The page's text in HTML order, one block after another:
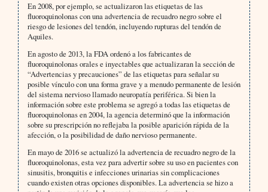
En 2008, por ejemplo, se actualizaron las etiquetas de las
fluoroquinolonas con una advertencia de recuadro negro sobre el
riesgo de lesiones del tendón, incluyendo rupturas del tendón de
Aquiles.
En agosto de 2013, la FDA ordenó a los fabricantes de
fluoroquinolonas orales e inyectables que actualizaran la sección de
“Advertencias y precauciones” de las etiquetas para señalar su
posible vínculo con una forma grave y a menudo permanente de lesión
del sistema nervioso llamado neuropatía periférica. Si bien la
información sobre este problema se agregó a todas las etiquetas de
fluoroquinolonas en 2004, la agencia determinó que la información
sobre su prescripción no reflejaba la posible aparición rápida de la
afección, o la posibilidad de daño nervioso permanente.
En mayo de 2016 se actualizó la advertencia de recuadro negro de la
fluoroquinolonas, esta vez para advertir sobre su uso en pacientes con
sinusitis, bronquitis e infecciones urinarias sin complicaciones
cuando existen otras opciones disponibles. La advertencia se hizo a